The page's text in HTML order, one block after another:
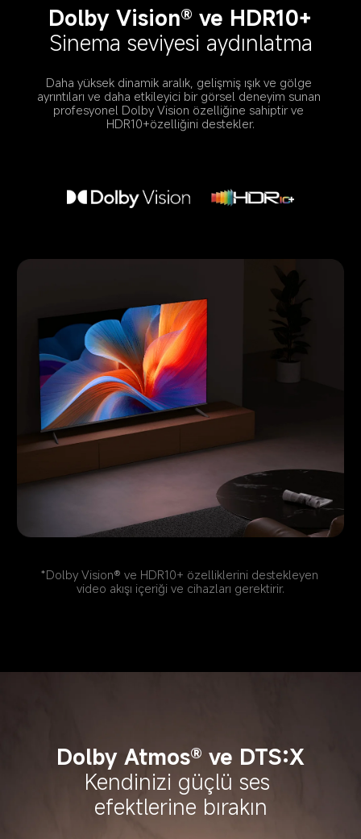
Dolby Vision® ve HDR10+
Sinema seviyesi aydınlatma
Daha yüksek dinamik aralık, gelişmiş ışık ve gölge
ayrıntıları ve daha etkileyici bir görsel deneyim sunan
profesyonel Dolby Vision özelliğine sahiptir ve
HDR10+özelliğini destekler.
*Dolby Vision® ve HDR10+ özelliklerini destekleyen
video akışı içeriği ve cihazları gerektirir.
Dolby Atmos® ve DTS:X
Kendinizi güçlü ses
efektlerine bırakın